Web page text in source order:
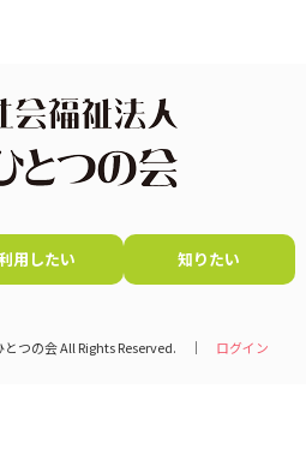
用したい 知りたい
とつの会 All Rights Reserved. │ ログイン